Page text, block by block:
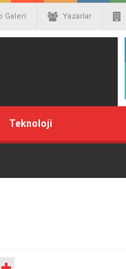
Galeri Yazarlar
Teknoloji